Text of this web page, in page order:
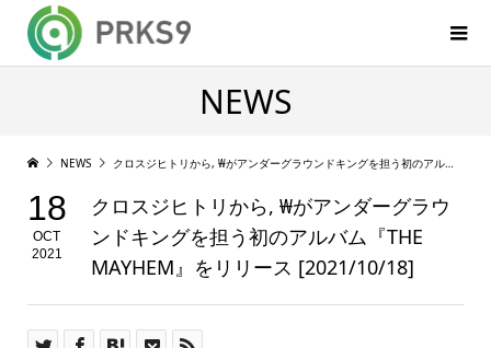
NEWS
NEWS クロスジヒトリから, ₩がアンダーグラウンドキングを担う初のアルバム『THE MAYHEM』をリリース [2021/10/18]
18
OCT
2021
クロスジヒトリから, ₩がアンダーグラウ
ンドキングを担う初のアルバム『THE
MAYHEM』をリリース [2021/10/18]